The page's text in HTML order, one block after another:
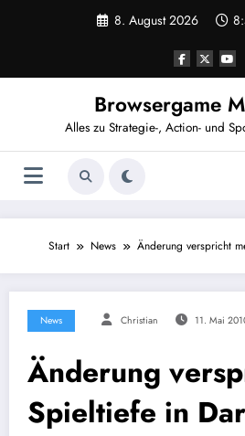
8. August 2026
Browsergame
Alles zu Strategie-, Action- und
Start News Änderung verspricht
News Christian 11. Mai
Änderung
Spieltiefe in